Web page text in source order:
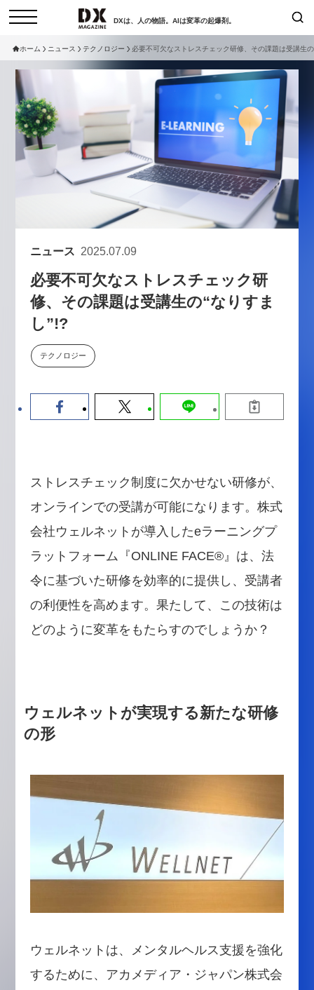
DXは、人の物語。AIは変革の起爆剤。
コラム インタビュー
セミナー
サービスメニュー 日本オムニチャネル協会
トップページ
特集
サイトマップ
お問い合わせ
個人情報保護法について
採用情報
検索
現在開催予定のセミナー
【8/6開催】AIエージェント時
代、日本企業は何から始めるべき
流から学ぶ〜
セミナー
【8/12開催】「イノベーションを
ホーム ニュース テクノロジー 必要不可欠なストレスチェック研修、その課題は受講生の
ニュース 2025.07.09
必要不可欠なストレスチェック研
修、その課題は受講生の“なりすま
し”!?
テクノロジー
ストレスチェック制度に欠かせない研修が、
オンラインでの受講が可能になります。株式
会社ウェルネットが導入したeラーニングプ
ラットフォーム『ONLINE FACE®』は、法
令に基づいた研修を効率的に提供し、受講者
の利便性を高めます。果たして、この技術は
どのように変革をもたらすのでしょうか？
ウェルネットが実現する新たな研修
の形
ウェルネットは、メンタルヘルス支援を強化
するために、アカメディア・ジャパン株式会